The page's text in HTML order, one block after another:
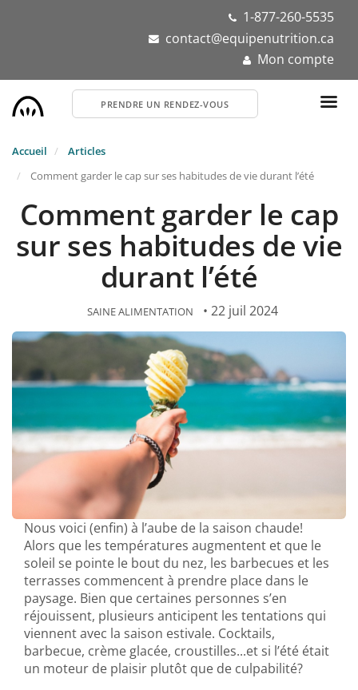
1-877-260-5535
contact@equipenutrition.ca
Mon compte
PRENDRE UN RENDEZ-VOUS
Accueil
Articles
Comment garder le cap sur ses habitudes de vie durant l’été
Comment garder le cap
sur ses habitudes de vie
durant l’été
SAINE ALIMENTATION • 22 juil 2024
Nous voici (enfin) à l’aube de la saison chaude!
Alors que les températures augmentent et que le
soleil se pointe le bout du nez, les barbecues et les
terrasses commencent à prendre place dans le
paysage. Bien que certaines personnes s’en
réjouissent, plusieurs anticipent les tentations qui
viennent avec la saison estivale. Cocktails,
barbecue, crème glacée, croustilles...et si l’été était
un moteur de plaisir plutôt que de culpabilité?